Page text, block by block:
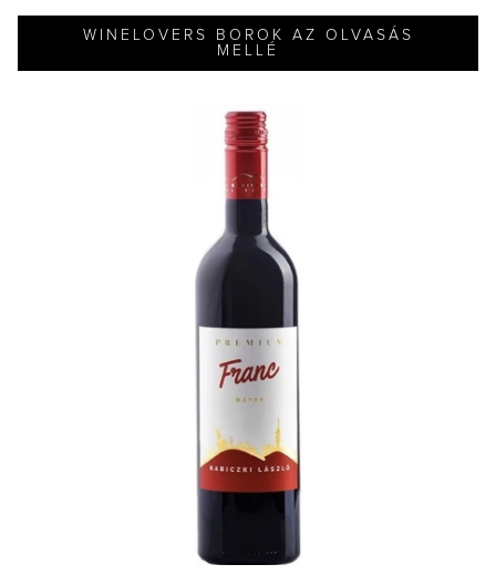
WINELOVERS BOROK AZ OLVASÁS
MELLÉ